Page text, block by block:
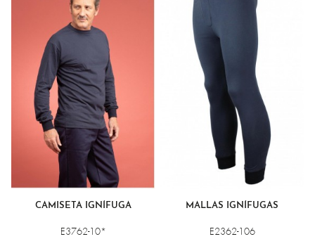
CAMISETA IGNÍFUGA
E3762-10*
MALLAS IGNÍFUGAS
E2362-106